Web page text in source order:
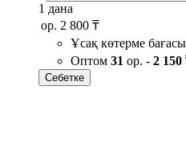
1 дана
ор. 2 800 ₸
Ұсақ көтерме бағасы
Оптом 31 ор. - 2 150
Себетке